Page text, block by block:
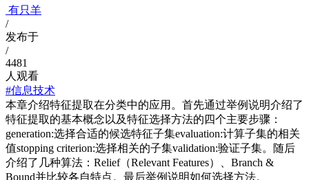
有只羊
/
发布于
/
4481
人观看
#信息技术
本章介绍特征提取在分类中的应用。首先通过举例说明介绍了
特征提取的基本概念以及特征选择方法的四个主要步骤：
generation:选择合适的候选特征子集evaluation:计算子集的相关
值stopping criterion:选择相关的子集validation:验证子集。随后
介绍了几种算法：Relief（Relevant Features）、Branch &
Bound并比较各自特点。最后举例说明如何选择方法。